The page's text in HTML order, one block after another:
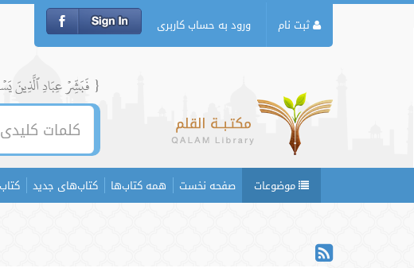
ثبت نام ورود به حساب کاربری
{ فَبَشِّرۡ عِبَادِ ٱلَّذِينَ
موضوعات صفحه نخست همه کتاب‌ها کتاب‌های جدید